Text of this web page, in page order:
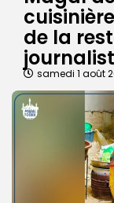
de la
samedi 1 août